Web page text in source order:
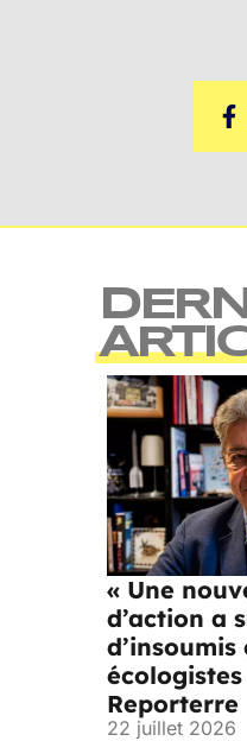
« Une
d’action a
Reporterre
22 juillet 2026